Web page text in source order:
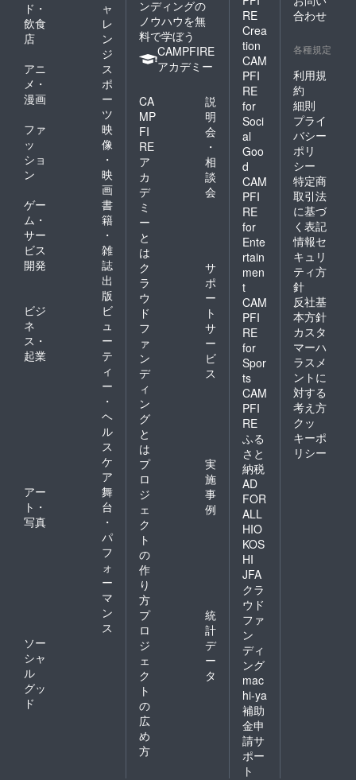
ド・
飲食
店
ャ
レ
ン
ジ
アニ
メ・
漫画
ス
ポ
ー
ツ
ファ
ッ
ショ
ン
映
像
・
映
画
ゲー
ム・
サー
ビス
開発
書
籍
・
雑
誌
出
版
ビジ
ネ
ス・
起業
ビ
ュ
ー
テ
ィ
ー
・
ヘ
ル
ス
ケ
ア
アー
ト・
写真
舞
台
・
パ
フ
ォ
ー
マ
ン
ス
ソー
シャ
ル
グッ
ド
ンディングの
ノウハウを無
料で学ぼう
CAMPFIRE
アカデミー
CA
MP
FI
RE
ア
カ
デ
ミ
ー
と
は
説
明
会
・
相
談
会
ク
ラ
ウ
ド
フ
ァ
ン
デ
ィ
ン
グ
と
は
サ
ポ
ー
ト
サ
ー
ビ
ス
プ
ロ
ジ
ェ
ク
ト
の
作
り
方
実
施
事
例
プ
ロ
ジ
ェ
ク
ト
の
広
め
方
統
計
デ
ー
タ
RE
Crea
tion
CAM
PFI
RE
for
Soci
al
Goo
d
CAM
PFI
RE
for
Ente
rtain
men
t
CAM
PFI
RE
for
Spor
ts
CAM
PFI
RE
ふる
さと
納税
AD
FOR
ALL
HIO
KOS
HI
JFA
クラ
ウド
ファ
ン
ディ
ング
mac
hi-ya
補助
金申
請サ
ポー
ト
合わせ
各種規定
利用規
約
細則
プライ
バシー
ポリ
シー
特定商
取引法
に基づ
く表記
情報セ
キュリ
ティ方
針
反社基
本方針
カスタ
マーハ
ラスメ
ントに
対する
考え方
クッ
キーポ
リシー